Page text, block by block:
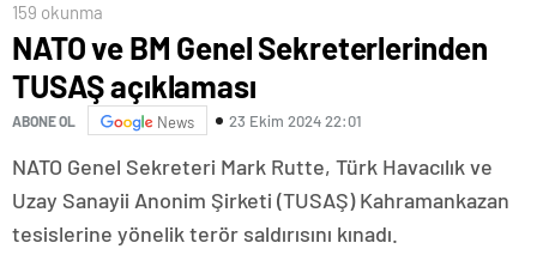
159 okunma
NATO ve BM Genel Sekreterlerinden
TUSAŞ açıklaması
ABONE OL News 23 Ekim 2024 22:01
NATO Genel Sekreteri Mark Rutte, Türk Havacılık ve
Uzay Sanayii Anonim Şirketi (TUSAŞ) Kahramankazan
tesislerine yönelik terör saldırısını kınadı.